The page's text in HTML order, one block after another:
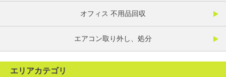
オフィス 不用品回収
エアコン取り外し、処分
エリアカテゴリ